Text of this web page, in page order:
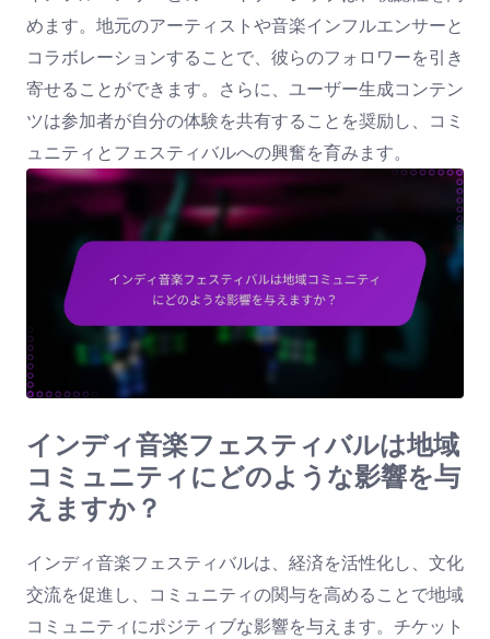
めます。地元のアーティストや音楽インフルエンサーと
コラボレーションすることで、彼らのフォロワーを引き
寄せることができます。さらに、ユーザー生成コンテン
ツは参加者が自分の体験を共有することを奨励し、コミ
ュニティとフェスティバルへの興奮を育みます。
インディ音楽フェスティバルは地域
コミュニティにどのような影響を与
えますか？
インディ音楽フェスティバルは、経済を活性化し、文化
交流を促進し、コミュニティの関与を高めることで地域
コミュニティにポジティブな影響を与えます。チケット